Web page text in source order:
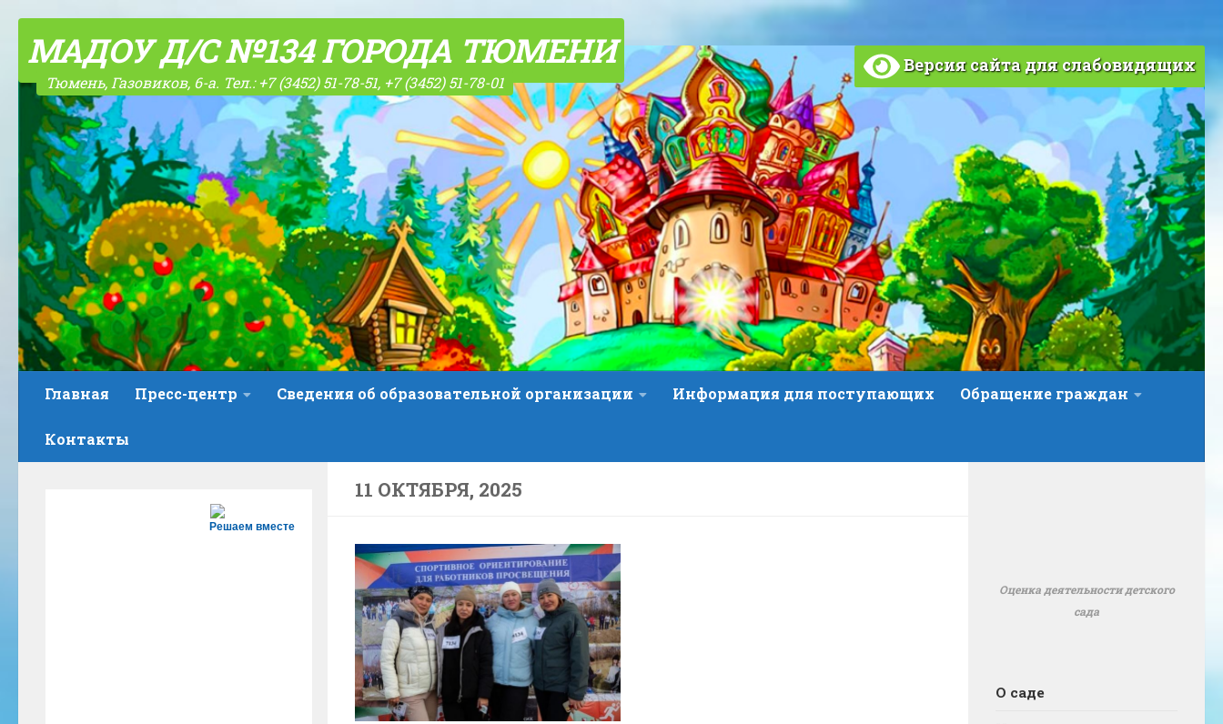
МАДОУ Д/С №134 ГОРОДА ТЮМЕНИ
Тюмень, Газовиков, 6-а. Тел.: +7 (3452) 51-78-51, +7 (3452) 51-78-01
Версия сайта для слабовидящих
Главная Пресс-центр Сведения об образовательной организации Информация для поступающих Обращение граждан
Контакты
11 ОКТЯБРЯ, 2025
Решаем вместе
Оценка деятельности детского
сада
О саде